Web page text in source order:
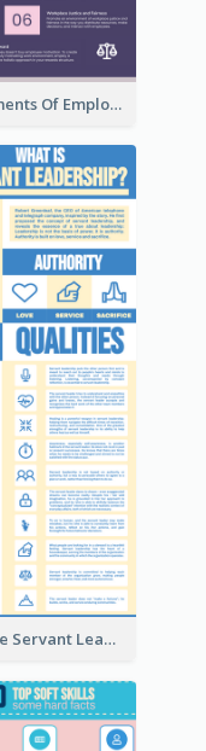
7 Elements Of Employee Motivation Infographic
Simple Servant Leadership Infographic Design Idea